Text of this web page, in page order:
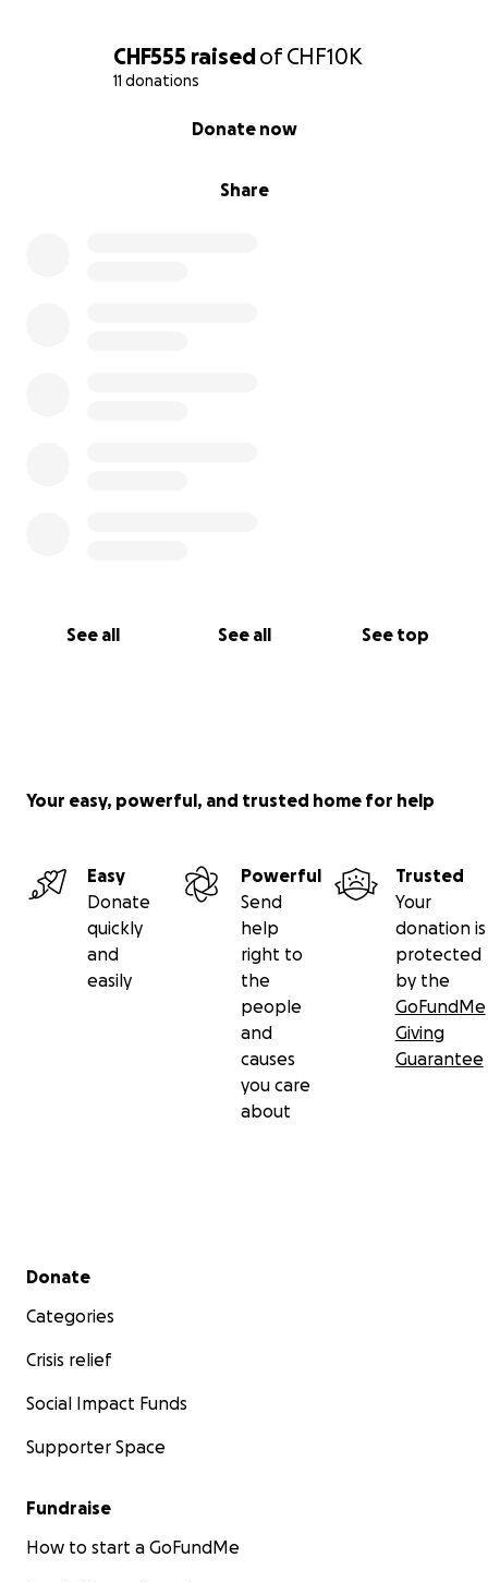
CHF555 raisedofCHF10K
11 donations
Share
Donate now
See all See all See top
Your easy, powerful, and trusted home for help
Easy
Donate
quickly
and
easily
Powerful
Send
help
right to
the
people
and
causes
you care
about
Trusted
Your
donation is
protected
by the
GoFundMe
Giving
Guarantee
Secondary menu
Donate
Categories
Crisis relief
Social Impact Funds
Supporter Space
Fundraise
How to start a GoFundMe